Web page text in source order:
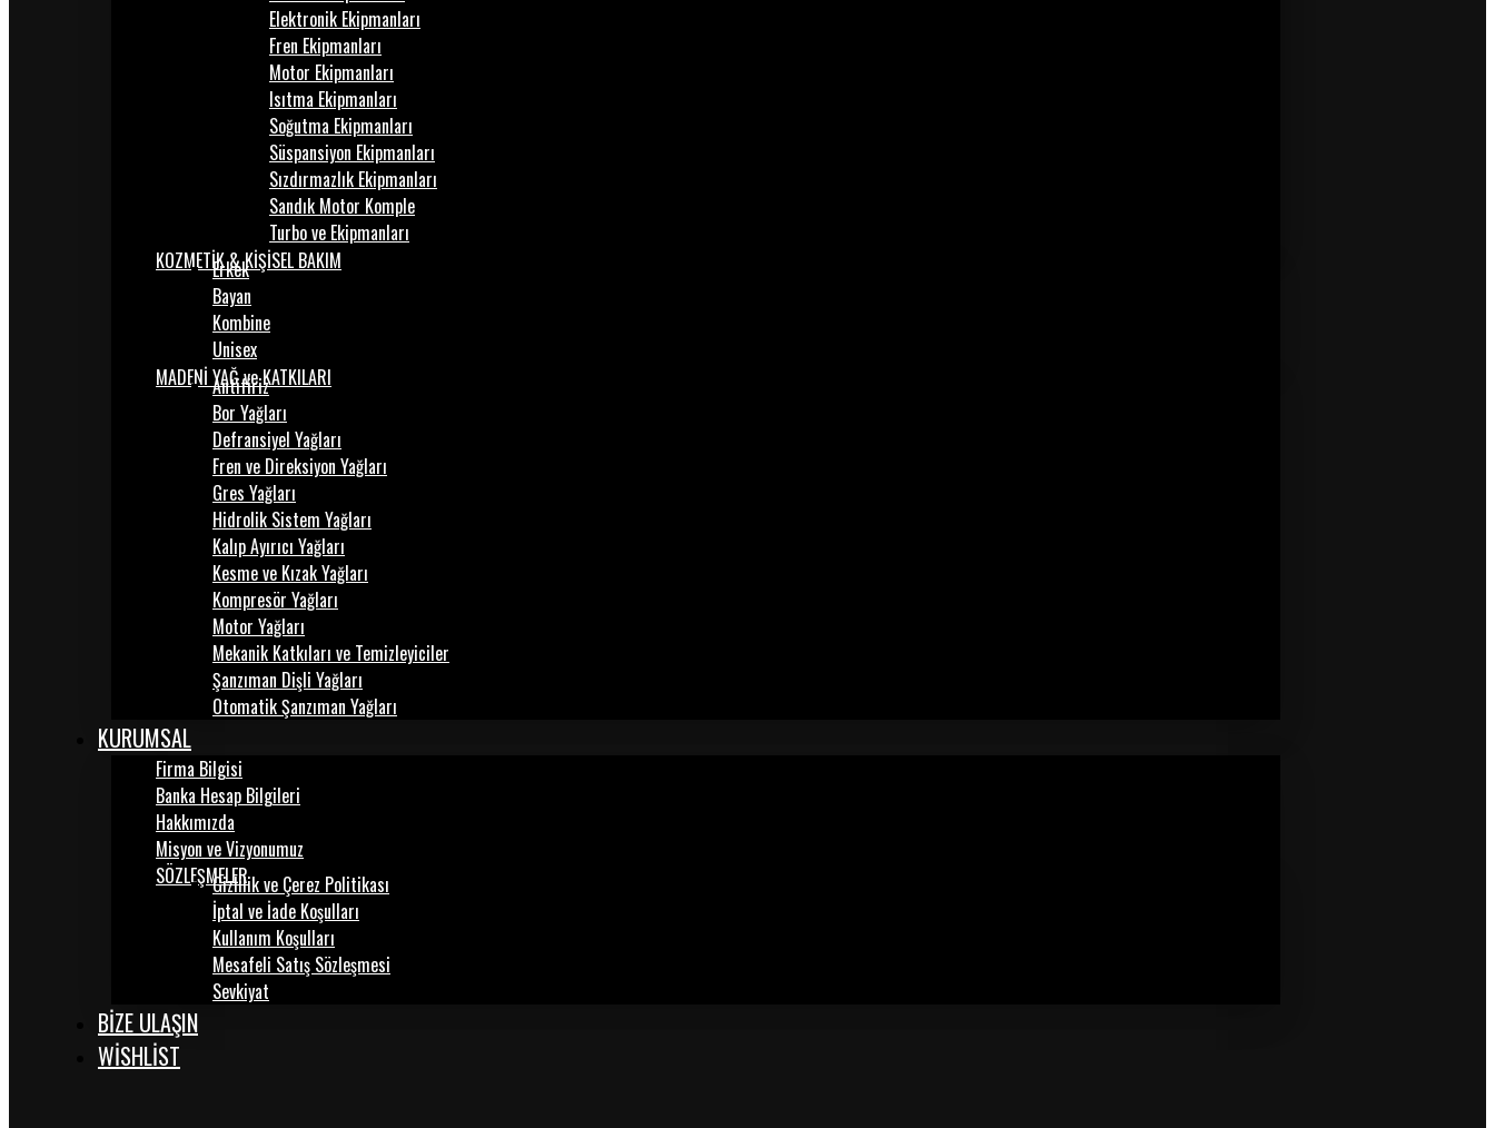
Elektronik Ekipmanları
Fren Ekipmanları
Motor Ekipmanları
Isıtma Ekipmanları
Soğutma Ekipmanları
Süspansiyon Ekipmanları
Sızdırmazlık Ekipmanları
Sandık Motor Komple
Turbo ve Ekipmanları
KOZMETİK & KİŞİSEL BAKIM
Erkek
Bayan
Kombine
Unisex
MADENİ YAĞ ve KATKILARI
Antifiriz
Bor Yağları
Defransiyel Yağları
Fren ve Direksiyon Yağları
Gres Yağları
Hidrolik Sistem Yağları
Kalıp Ayırıcı Yağları
Kesme ve Kızak Yağları
Kompresör Yağları
Motor Yağları
Mekanik Katkıları ve Temizleyiciler
Şanzıman Dişli Yağları
Otomatik Şanzıman Yağları
KURUMSAL
Firma Bilgisi
Banka Hesap Bilgileri
Hakkımızda
Misyon ve Vizyonumuz
SÖZLEŞMELERGizlilik ve Çerez Politikası
İptal ve İade Koşulları
Kullanım Koşulları
Mesafeli Satış Sözleşmesi
Sevkiyat
BİZE ULAŞIN
WISHLIST